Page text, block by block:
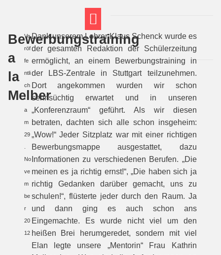
Bewerbungstraining
a
la
Melber
Ve
röf
fe
ntli
ch
t
a
m
29
No
ve
m
be
r
20
12
Dank unserem Lehrer Klaus Schenck wurde es
der gesamten Redaktion der Schülerzeitung
ermöglicht, an einem Bewerbungstraining in
der LBS-Zentrale in Stuttgart teilzunehmen.
Dort angekommen wurden wir schon
sehnsüchtig erwartet und in unseren
„Konferenzraum“ geführt. Als wir diesen
betraten, dachten sich alle schon insgeheim:
„Wow!“ Jeder Sitzplatz war mit einer richtigen
Bewerbungsmappe ausgestattet, dazu
Informationen zu verschiedenen Berufen. „Die
meinen es ja richtig ernst!“, „Die haben sich ja
richtig Gedanken darüber gemacht, uns zu
schulen!“, flüsterte jeder durch den Raum. Ja
und dann ging es auch schon ans
Eingemachte. Es wurde nicht viel um den
heißen Brei herumgeredet, sondern mit viel
Elan legte unsere „Mentorin“ Frau Kathrin